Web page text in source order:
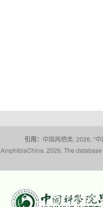
引用： 中国两栖类. 2026. “
AmphibiaChina. 2026. The